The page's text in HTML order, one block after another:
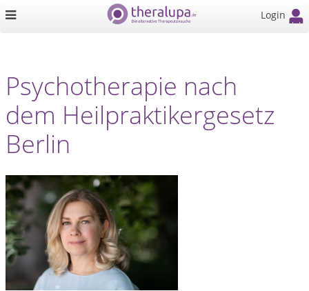
Login
Psychotherapie nach
dem Heilpraktikergesetz
Berlin